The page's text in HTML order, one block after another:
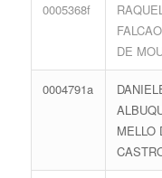
0005368f
DE
0004791a
MELLO